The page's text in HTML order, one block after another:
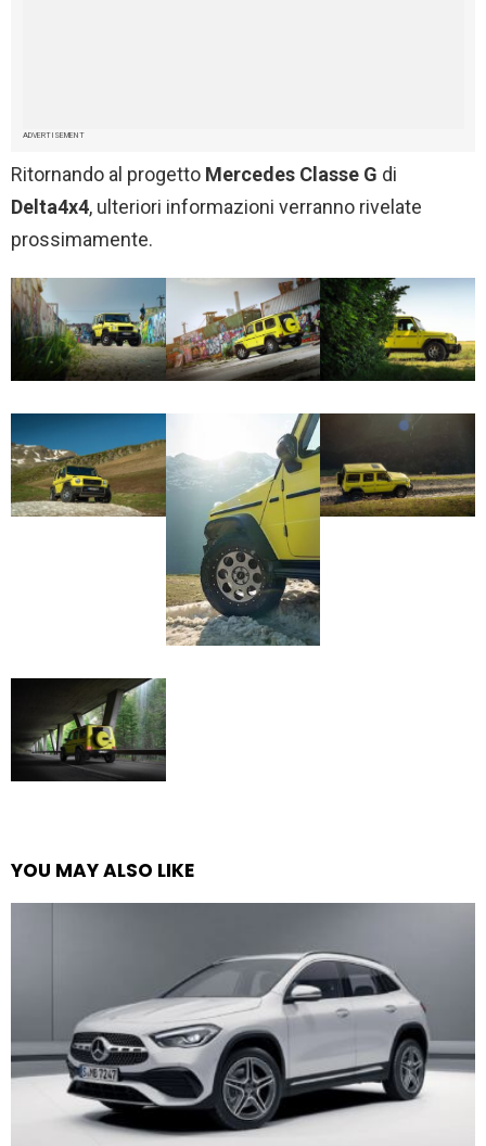
ADVERTISEMENT
Ritornando al progetto Mercedes Classe G di
Delta4x4, ulteriori informazioni verranno rivelate
prossimamente.
YOU MAY ALSO LIKE